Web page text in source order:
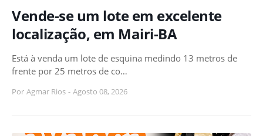
Vende-se um lote em excelente
localização, em Mairi-BA
Está à venda um lote de esquina medindo 13 metros de
frente por 25 metros de co…
Por Agmar Rios - Agosto 08, 2026